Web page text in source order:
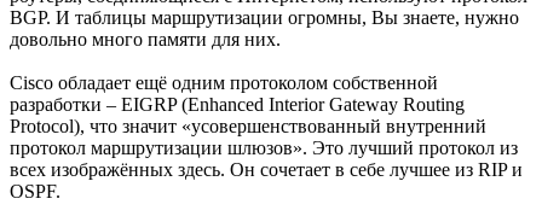
BGP. И таблицы маршрутизации огромны, Вы знаете, нужно
довольно много памяти для них.
Cisco обладает ещё одним протоколом собственной
разработки – EIGRP (Enhanced Interior Gateway Routing
Protocol), что значит «усовершенствованный внутренний
протокол маршрутизации шлюзов». Это лучший протокол из
всех изображённых здесь. Он сочетает в себе лучшее из RIP и
OSPF.